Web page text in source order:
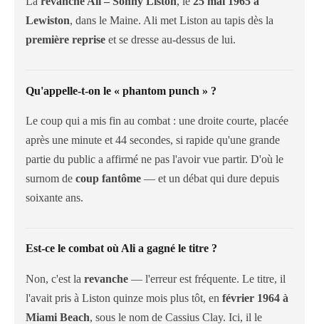
Lewiston, dans le Maine. Ali met Liston au tapis dès la
première reprise et se dresse au-dessus de lui.
Qu'appelle-t-on le « phantom punch » ?
Le coup qui a mis fin au combat : une droite courte, placée
après une minute et 44 secondes, si rapide qu'une grande
partie du public a affirmé ne pas l'avoir vue partir. D'où le
surnom de coup fantôme — et un débat qui dure depuis
soixante ans.
Est-ce le combat où Ali a gagné le titre ?
Non, c'est la revanche — l'erreur est fréquente. Le titre, il
l'avait pris à Liston quinze mois plus tôt, en février 1964 à
Miami Beach, sous le nom de Cassius Clay. Ici, il le